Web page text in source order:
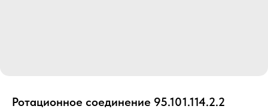
Ротационное соединение 95.101.114.2.2